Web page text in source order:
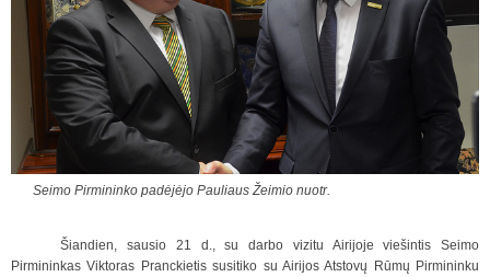
Seimo Pirmininko padėjėjo Pauliaus Žeimio nuotr.
Šiandien, sausio 21 d., su darbo vizitu Airijoje viešintis Seimo
Pirmininkas Viktoras Pranckietis susitiko su Airijos Atstovų Rūmų Pirmininku